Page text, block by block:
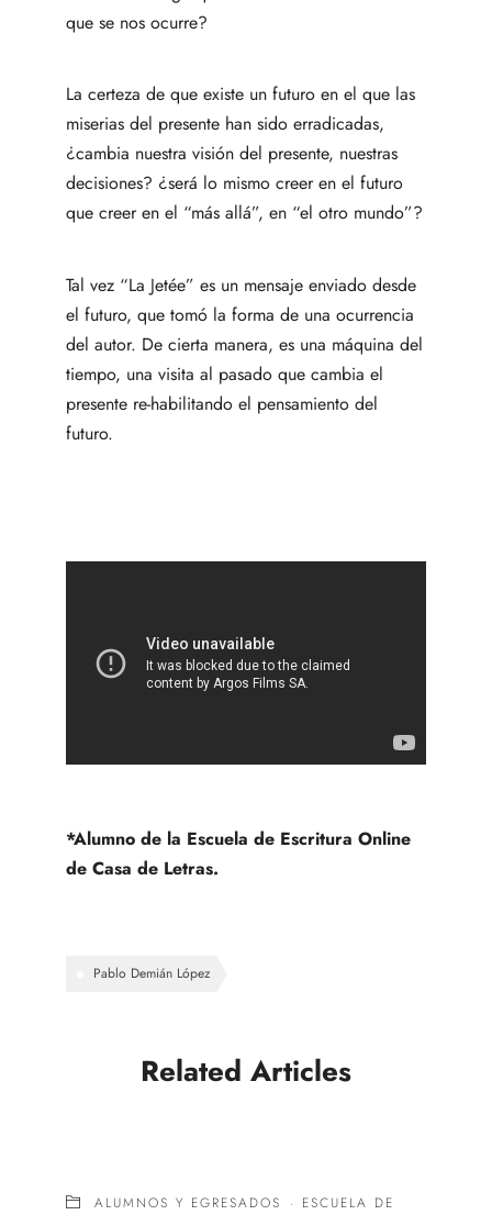
que se nos ocurre?
La certeza de que existe un futuro en el que las
miserias del presente han sido erradicadas,
¿cambia nuestra visión del presente, nuestras
decisiones? ¿será lo mismo creer en el futuro
que creer en el “más allá”, en “el otro mundo”?
Tal vez “La Jetée” es un mensaje enviado desde
el futuro, que tomó la forma de una ocurrencia
del autor. De cierta manera, es una máquina del
tiempo, una visita al pasado que cambia el
presente re-habilitando el pensamiento del
futuro.
*Alumno de la Escuela de Escritura Online
de Casa de Letras.
Pablo Demián López
Related Articles
ALUMNOS Y EGRESADOS · ESCUELA DE